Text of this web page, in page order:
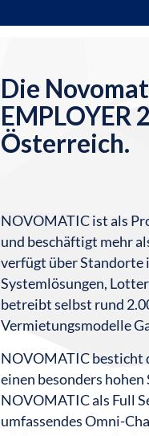
Die
EMPLOYER
Österreich.
NOVOMATIC ist als
und beschäftigt mehr
verfügt über Standorte
Systemlösungen,
betreibt selbst rund
Vermietungsmodelle
NOVOMATIC besticht
einen besonders
NOVOMATIC als Full
umfassendes Omni-